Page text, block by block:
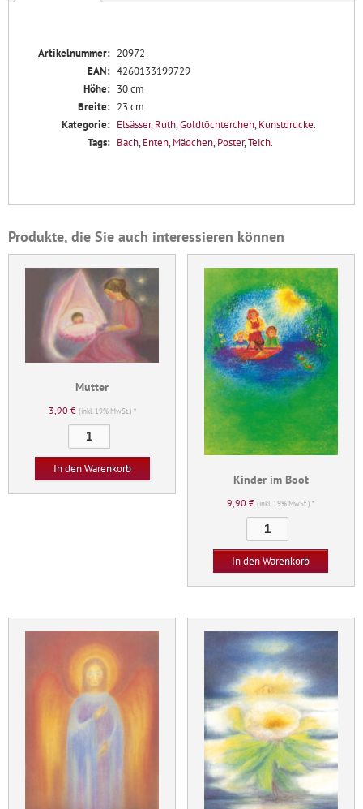
Artikelnummer: 20972
EAN: 4260133199729
Höhe: 30 cm
Breite: 23 cm
Kategorie: Elsässer, Ruth,Goldtöchterchen, Kunstdrucke.
Tags: Bach, Enten, Mädchen, Poster,Teich.
Produkte, die Sie auch interessieren können
Mutter
3,90 € (inkl. 19% MwSt.) *
Menge
In den Warenkorb
Kinder im Boot
9,90€ (inkl. 19% MwSt.) *
im
Boot
In den Warenkorb